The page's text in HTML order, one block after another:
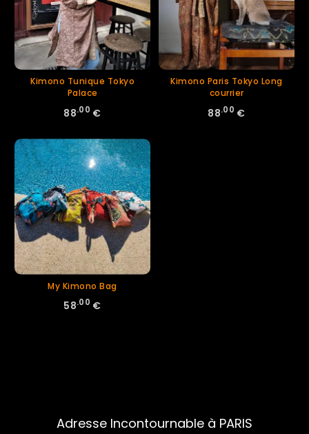
Kimono Tunique Tokyo
Palace
88.00 €
Kimono Paris Tokyo Long
courrier
88.00 €
My Kimono Bag
58.00 €
Adresse Incontournable à PARIS